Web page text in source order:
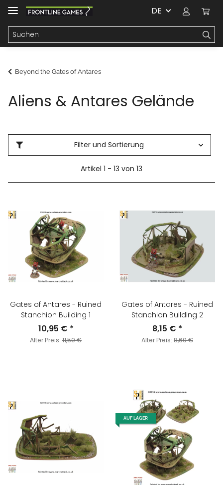
DE
Beyond the Gates of Antares
Aliens & Antares Gelände
Filter und Sortierung
Artikel 1 - 13 von 13
Gates of Antares - Ruined
Stanchion Building 1
10,95 € *
Alter Preis: 11,50 €
Gates of Antares - Ruined
Stanchion Building 2
8,15 € *
Alter Preis: 8,60 €
AUF LAGER